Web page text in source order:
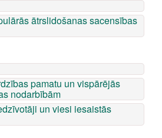
ātrslidošanas sacensības
pamatu un vispārējās
nodarbībām
un viesi iesaistās